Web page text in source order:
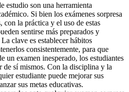
estudio son una herramienta
Si bien los exámenes sorpresa
con la práctica y el uso de estas
sentirse más preparados y
clave es establecer hábitos
consistentemente, para que
un examen inesperado, los estudiantes
de sí mismos. Con la disciplina y la
estudiante puede mejorar sus
sus metas educativas.